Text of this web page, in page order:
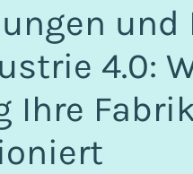
4.0:
Ihre